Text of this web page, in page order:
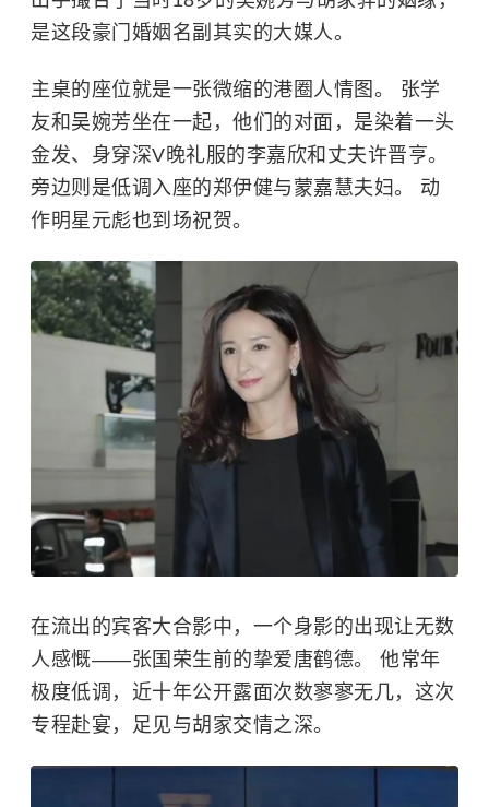
是这段豪门婚姻名副其实的大媒人。
主桌的座位就是一张微缩的港圈人情图。 张学
友和吴婉芳坐在一起，他们的对面，是染着一头
金发、身穿深V晚礼服的李嘉欣和丈夫许晋亨。
旁边则是低调入座的郑伊健与 蒙嘉慧夫妇。 动
作明星 元彪也到场祝贺。
在流出的宾客大合影中，一个身影的出现让无数
人感慨——张国荣生前的挚爱唐鹤德。 他常年
极度低调，近十年公开露面次数寥寥无几，这次
专程赴宴，足见与胡家交情之深。